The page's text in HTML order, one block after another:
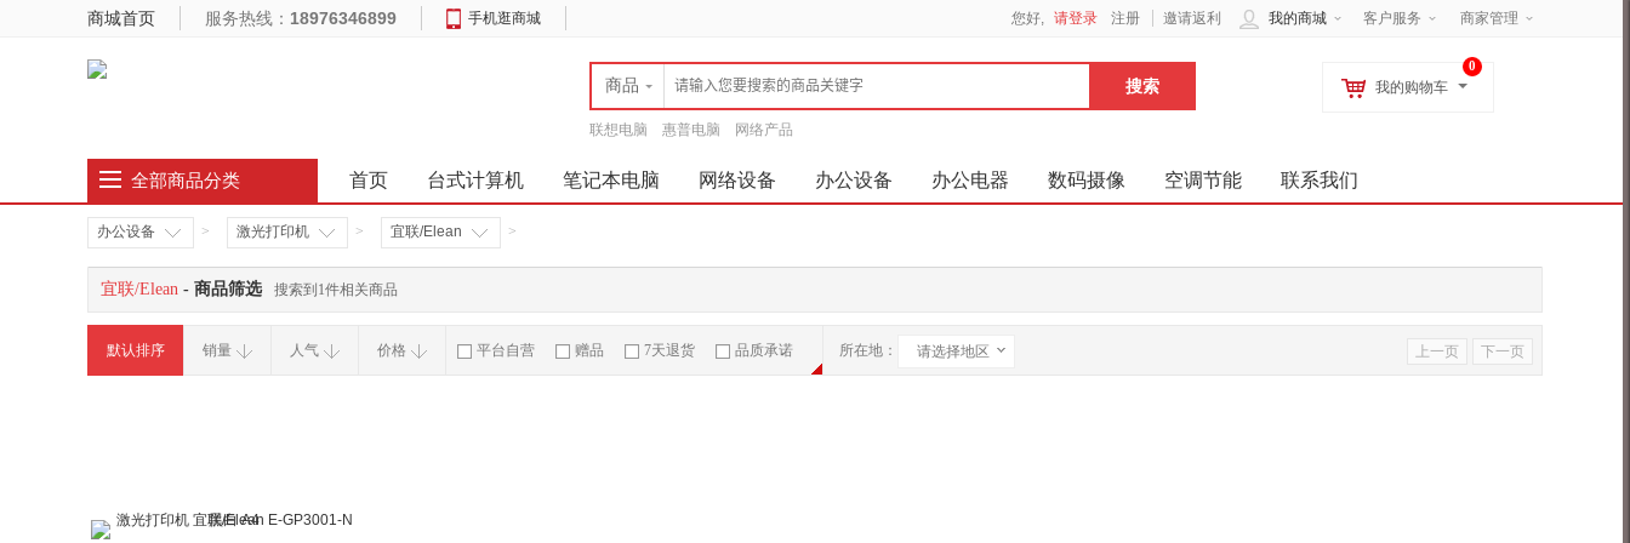
商城首页 服务热线： 18976346899 手机逛商城 客户服务 商家管理
我的商城
您好, 请登录 注册 邀请返利
商品
联想电脑 惠普电脑 网络产品
0
我的购物车
全部商品分类 首页 台式计算机 笔记本电脑 网络设备 办公设备 办公电器 数码摄像 空调节能 联系我们
办公设备 > 激光打印机 > 宜联/Elean >
宜联/Elean - 商品筛选 搜索到1件相关商品
上一页 下一页
默认排序 销量 人气 价格 平台自营 赠品 7天退货 品质承诺 所在地： 请选择地区